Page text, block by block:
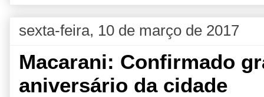
sexta-feira, 10 de março de 2017
Macarani: Confirmado
aniversário da cidade